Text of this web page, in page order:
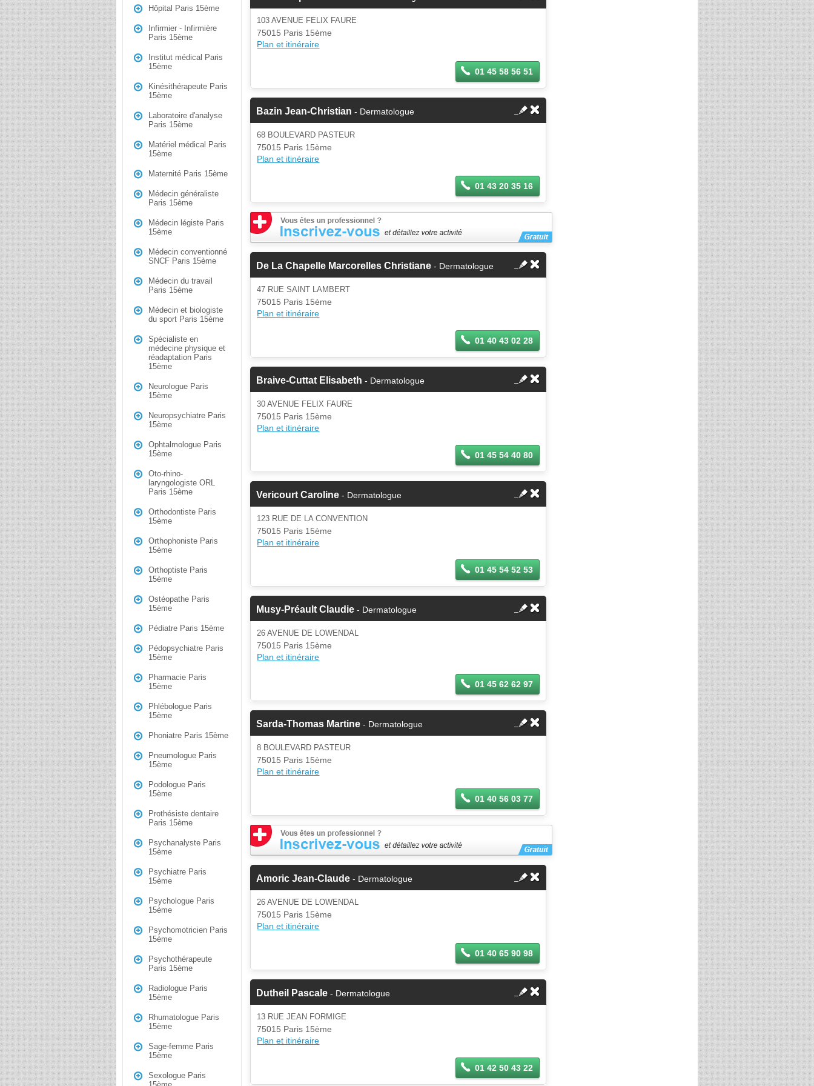
Hôpital Paris 15ème
Infirmier - Infirmière
Paris 15ème
Institut médical Paris
15ème
Kinésithérapeute Paris
15ème
Laboratoire d'analyse
Paris 15ème
Matériel médical Paris
15ème
Maternité Paris 15ème
Médecin généraliste
Paris 15ème
Médecin légiste Paris
15ème
Médecin conventionné
SNCF Paris 15ème
Médecin du travail
Paris 15ème
Médecin et biologiste
du sport Paris 15ème
Spécialiste en
médecine physique et
réadaptation Paris
15ème
Neurologue Paris
15ème
Neuropsychiatre Paris
15ème
Ophtalmologue Paris
15ème
Oto-rhino-
laryngologiste ORL
Paris 15ème
Orthodontiste Paris
15ème
Orthophoniste Paris
15ème
Orthoptiste Paris
15ème
Ostéopathe Paris
15ème
Pédiatre Paris 15ème
Pédopsychiatre Paris
15ème
Pharmacie Paris
15ème
Phlébologue Paris
15ème
Phoniatre Paris 15ème
Pneumologue Paris
15ème
Podologue Paris
15ème
Prothésiste dentaire
Paris 15ème
Psychanalyste Paris
15ème
Psychiatre Paris
15ème
Psychologue Paris
15ème
Psychomotricien Paris
15ème
Psychothérapeute
Paris 15ème
Radiologue Paris
15ème
Rhumatologue Paris
15ème
Sage-femme Paris
15ème
Sexologue Paris
103 AVENUE FELIX FAURE
75015 Paris 15ème
Plan et itinéraire
01 45 58 56 51
Bazin Jean-Christian - Dermatologue
68 BOULEVARD PASTEUR
75015 Paris 15ème
Plan et itinéraire
01 43 20 35 16
De La Chapelle Marcorelles Christiane - Dermatologue
47 RUE SAINT LAMBERT
75015 Paris 15ème
Plan et itinéraire
01 40 43 02 28
Braive-Cuttat Elisabeth - Dermatologue
30 AVENUE FELIX FAURE
75015 Paris 15ème
Plan et itinéraire
01 45 54 40 80
Vericourt Caroline - Dermatologue
123 RUE DE LA CONVENTION
75015 Paris 15ème
Plan et itinéraire
01 45 54 52 53
Musy-Préault Claudie - Dermatologue
26 AVENUE DE LOWENDAL
75015 Paris 15ème
Plan et itinéraire
01 45 62 62 97
Sarda-Thomas Martine - Dermatologue
8 BOULEVARD PASTEUR
75015 Paris 15ème
Plan et itinéraire
01 40 56 03 77
Amoric Jean-Claude - Dermatologue
26 AVENUE DE LOWENDAL
75015 Paris 15ème
Plan et itinéraire
01 40 65 90 98
Dutheil Pascale - Dermatologue
13 RUE JEAN FORMIGE
75015 Paris 15ème
Plan et itinéraire
01 42 50 43 22